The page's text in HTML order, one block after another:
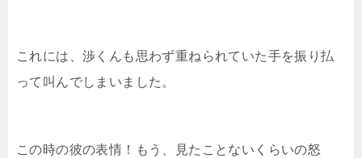
これには、渉くんも思わず重ねられていた手を振り払
って叫んでしまいました。
この時の彼の表情！もう、見たことないくらいの怒